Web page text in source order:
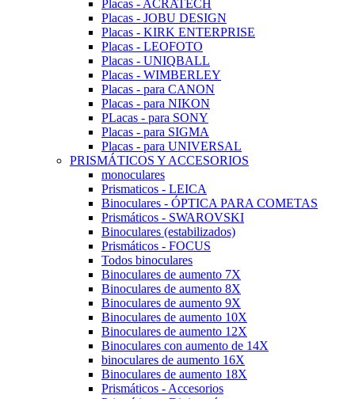
Placas - ACRATECH
Placas - JOBU DESIGN
Placas - KIRK ENTERPRISE
Placas - LEOFOTO
Placas - UNIQBALL
Placas - WIMBERLEY
Placas - para CANON
Placas - para NIKON
PLacas - para SONY
Placas - para SIGMA
Placas - para UNIVERSAL
PRISMÁTICOS Y ACCESORIOS
monoculares
Prismaticos - LEICA
Binoculares - ÓPTICA PARA COMETAS
Prismáticos - SWAROVSKI
Binoculares (estabilizados)
Prismáticos - FOCUS
Todos binoculares
Binoculares de aumento 7X
Binoculares de aumento 8X
Binoculares de aumento 9X
Binoculares de aumento 10X
Binoculares de aumento 12X
Binoculares con aumento de 14X
binoculares de aumento 16X
Binoculares de aumento 18X
Prismáticos - Accesorios